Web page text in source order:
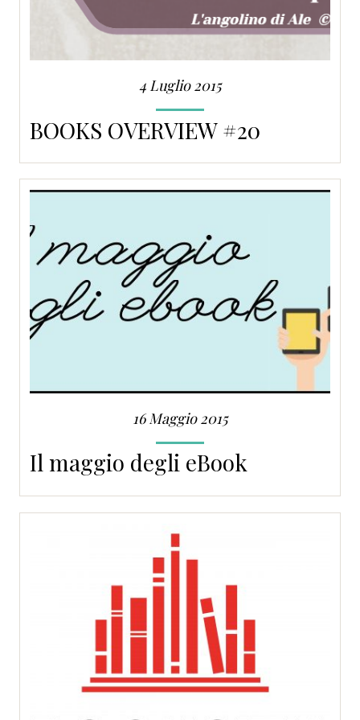
4 Luglio 2015
BOOKS OVERVIEW #20
16 Maggio 2015
Il maggio degli eBook